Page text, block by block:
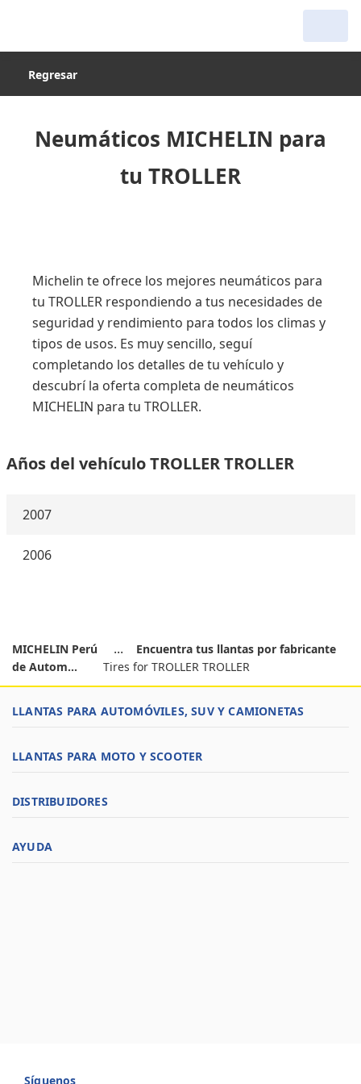
Regresar
Neumáticos MICHELIN para
tu TROLLER
Michelin te ofrece los mejores neumáticos para
tu TROLLER respondiendo a tus necesidades de
seguridad y rendimiento para todos los climas y
tipos de usos. Es muy sencillo, seguí
completando los detalles de tu vehículo y
descubrí la oferta completa de neumáticos
MICHELIN para tu TROLLER.
Años del vehículo TROLLER TROLLER
2007
2006
MICHELIN Perú
Encuentra tus llantas por fabricante
de Autom...
Tires for TROLLER TROLLER
LLANTAS PARA AUTOMÓVILES, SUV Y CAMIONETAS
LLANTAS PARA MOTO Y SCOOTER
DISTRIBUIDORES
AYUDA
Síguenos